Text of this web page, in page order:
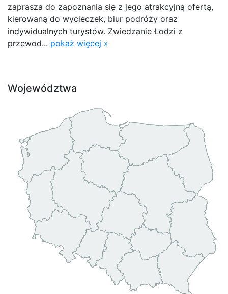
zaprasza do zapoznania się z jego atrakcyjną ofertą,
kierowaną do wycieczek, biur podróży oraz
indywidualnych turystów. Zwiedzanie Łodzi z
przewod... pokaż więcej »
Województwa